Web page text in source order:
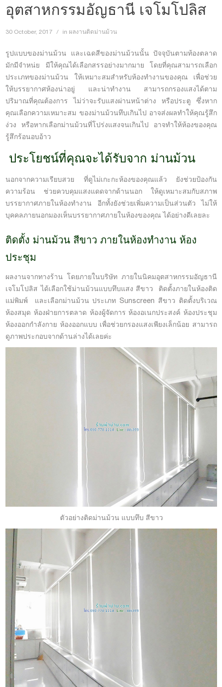
อุตสาหกรรมอัญธานี เจโมโปลิส
30 October, 2017 in ผลงานติดม่านม้วน
รูปแบบของม่านม้วน และเฉดสีของม่านม้วนนั้น ปัจจุบันตามท้องตลาด
มักมีจำหน่ย มีให้คุณได้เลือกสรรอย่างมากมาย โดยที่คุณสามารถเลือก
ประเภทของม่านม้วน ให้เหมาะสมสำหรับห้องทำงานของคุณ เพื่อช่วย
ให้บรรยากาศห้องน่าอยู่ และน่าทำงาน สามารถกรองแสงได้ตาม
ปริมาณที่คุณต้องการ ไม่ว่าจะรับแสงผ่านหน้าต่าง หรือประตู ซึ่งหาก
คุณเลือกความเหมาะสม ของม่านม้วนทึบเกินไป อาจส่งผลทำให้คุณรู้สึก
ง่วง หรือหากเลือกม่านม้วนที่โปร่งแสงจนเกินไป อาจทำให้ห้องของคุณ
รู้สึกร้อนอบอ้าว
ประโยชน์ที่คุณจะได้รับจาก ม่านม้วน
นอกจากความเรียบสวย ที่ดูไม่เกะกะห้องของคุณแล้ว ยังช่วยป้องกัน
ความร้อน ช่วยควบคุมแสงแดดจากด้านนอก ให้ดูเหมาะสมกับสภาพ
บรรยากาศภายในห้องทำงาน อีกทั้งยังช่วยเพิ่มความเป็นส่วนตัว ไม่ให้
บุคคลภายนอกมองเห็นบรรยากาศภายในห้องของคุณ ได้อย่างดีเลยละ
ติดตั้ง ม่านม้วน สีขาว ภายในห้องทำงาน ห้อง
ประชุม
ผลงานจากทางร้าน โดยภายในบริษัท ภายในนิคมอุตสาหกรรมอัญธานี
เจโมโปลิส ได้เลือกใช้ม่านม้วนแบบทึบแสง สีขาว ติดตั้งภายในห้องติด
แม่พิมพ์ และเลือกม่านม้วน ประเภท Sunscreen สีขาว ติดตั้งบริเวณ
ห้องสมุด ห้องฝ่ายการตลาด ห้องผู้จัดการ ห้องอเนกประสงค์ ห้องประชุม
ห้องออกกำลังกาย ห้องออกแบบ เพื่อช่วยกรองแสงเพียงเล็กน้อย สามารถ
ดูภาพประกอบจากด้านล่างได้เลยค่ะ
ตัวอย่างติดม่านม้วน แบบทึบ สีขาว